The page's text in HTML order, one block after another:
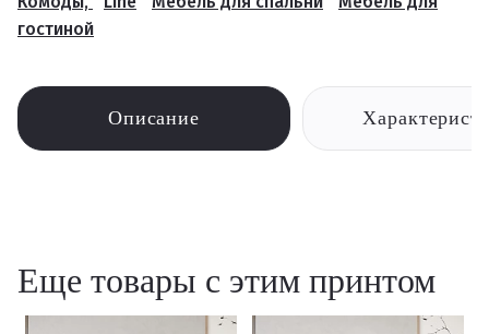
гостиной
Описание
Еще товары с этим принтом